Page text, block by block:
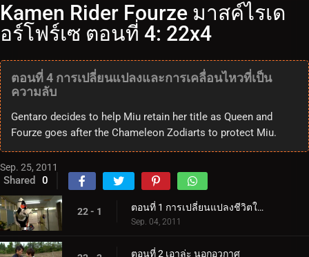
Kamen Rider Fourze มาสค์ไรเด
อร์โฟร์เซ ตอนที่ 4: 22x4
ตอนที่ 4 การเปลี่ยนแปลงและการเคลื่อนไหวที่เป็น
ความลับ
Gentaro decides to help Miu retain her title as Queen and
Fourze goes after the Chameleon Zodiarts to protect Miu.
Sep. 25, 2011
Shared 0
22 - 1 ตอนที่ 1 การเปลี่ยนแปลงชีวิตในโรงเรียนมัธยมปลาย
Sep. 04, 2011
ตอนที่ 2 เอาล่ะ นอกอวกาศ